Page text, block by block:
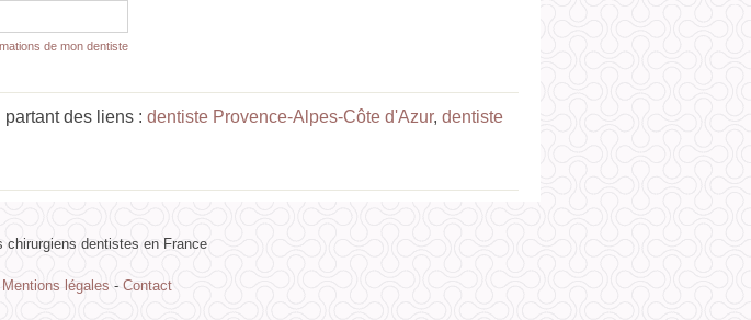
de mon dentiste
des liens : dentiste Provence-Alpes-Côte d'Azur, dentiste
chirurgiens dentistes en France
Mentions légales - Contact